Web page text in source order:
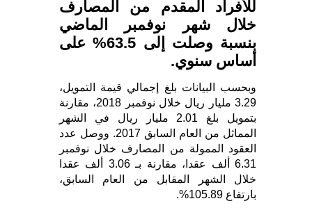
للأفراد المقدم من المصارف
خلال شهر نوفمبر الماضي
بنسبة وصلت إلى 63.5% على
أساس سنوي.
وبحسب البيانات بلغ إجمالي قيمة التمويل،
3.29 مليار ريال خلال نوفمبر 2018، مقارنة
بتمويل بلغ 2.01 مليار ريال في الشهر
المماثل من العام السابق 2017. ووصل عدد
العقود الممولة من المصارف خلال نوفمبر
6.31 ألف عقدا، مقارنة بـ 3.06 ألف عقدا
خلال الشهر المقابل من العام السابق،
بارتفاع 105.89%.